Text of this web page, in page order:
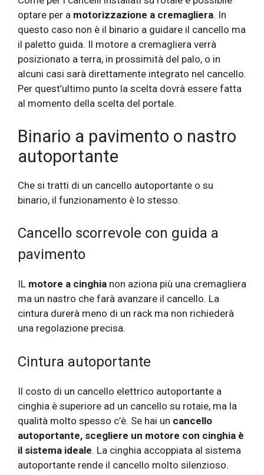
optare per a motorizzazione a cremagliera. In
questo caso non è il binario a guidare il cancello ma
il paletto guida. Il motore a cremagliera verrà
posizionato a terra, in prossimità del palo, o in
alcuni casi sarà direttamente integrato nel cancello.
Per quest’ultimo punto la scelta dovrà essere fatta
al momento della scelta del portale.
Binario a pavimento o nastro
autoportante
Che si tratti di un cancello autoportante o su
binario, il funzionamento è lo stesso.
Cancello scorrevole con guida a
pavimento
IL motore a cinghia non aziona più una cremagliera
ma un nastro che farà avanzare il cancello. La
cintura durerà meno di un rack ma non richiederà
una regolazione precisa.
Cintura autoportante
Il costo di un cancello elettrico autoportante a
cinghia è superiore ad un cancello su rotaie, ma la
qualità molto spesso c’è. Se hai un cancello
autoportante, scegliere un motore con cinghia è
il sistema ideale. La cinghia accoppiata al sistema
autoportante rende il cancello molto silenzioso.